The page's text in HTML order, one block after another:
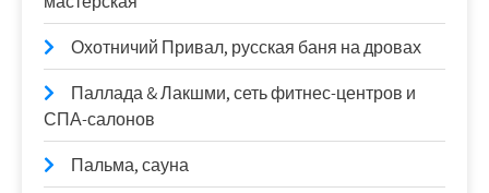
Охотничий Привал, русская баня на дровах
Паллада & Лакшми, сеть фитнес-центров и
СПА-салонов
Пальма, сауна